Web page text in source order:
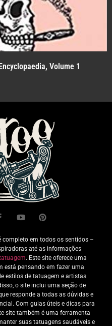
Volume 1
completo em todos os sentidos –
até as informações
. Este site oferece uma
está pensando em fazer uma
estilos de tatuagem e artistas
o site inclui uma seção de
responde a todas as dúvidas e
Com guias úteis e dicas para
site também é uma ferramenta
suas tatuagens saudáveis e